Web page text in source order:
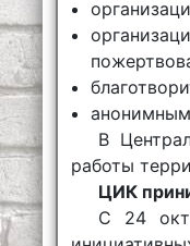
В
работы
ЦИК
С 24